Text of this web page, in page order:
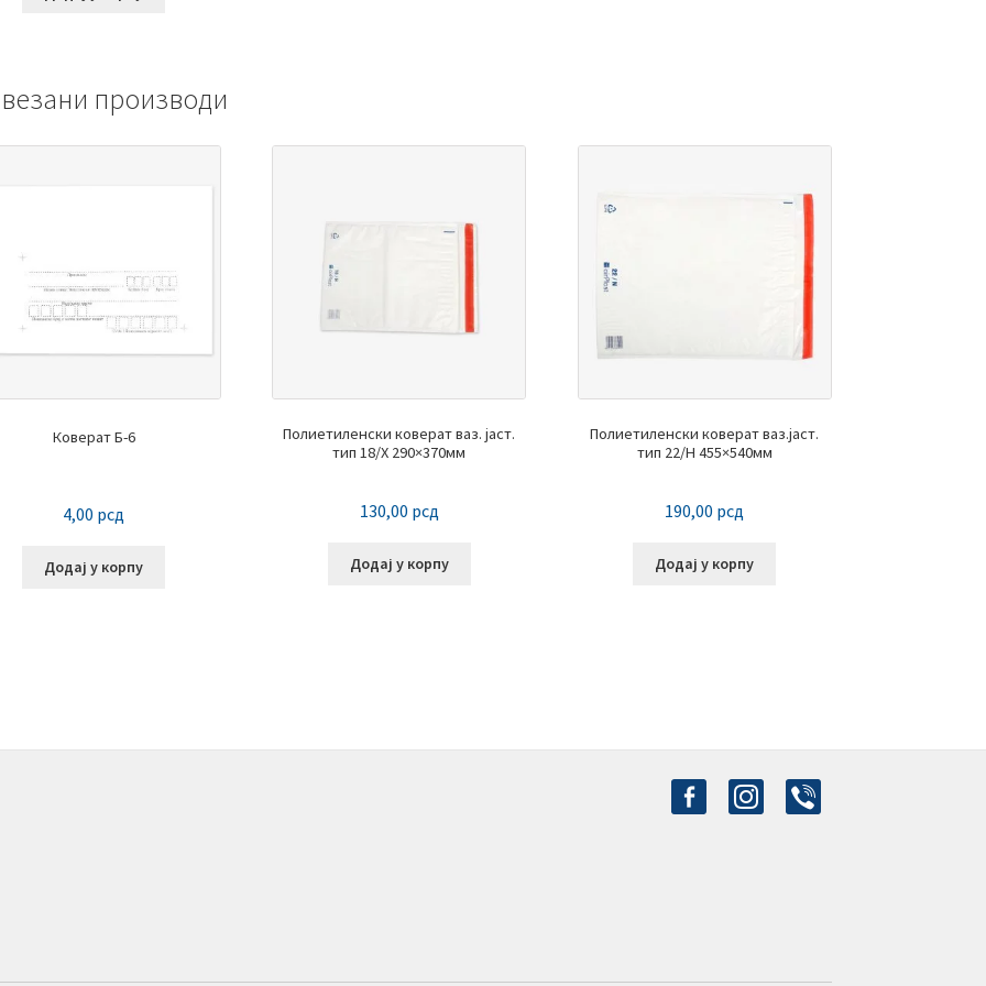
производи
Коверат Б-6
4,00 рсд
Додај у корпу
Полиетиленски коверат ваз. јаст.
тип 18/Х 290×370мм
130,00 рсд
Додај у корпу
Полиетиленски коверат ваз.јаст.
тип 22/Н 455×540мм
190,00 рсд
Додај у корпу
facebook-
alt
instagram
viber